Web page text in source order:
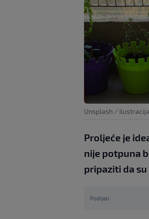
Unsplash / ilustracija
Proljeće je
nije potpuna
pripaziti da
Podijeli